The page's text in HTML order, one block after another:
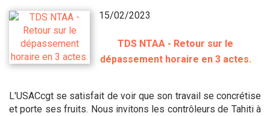
15/02/2023
TDS NTAA - Retour sur le
dépassement horaire en 3 actes.
L'USACcgt se satisfait de voir que son travail se concrétise
et porte ses fruits. Nous invitons les contrôleurs de Tahiti à